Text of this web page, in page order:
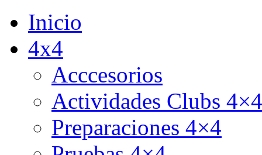
Inicio
4x4
Acccesorios
Actividades Clubs 4×4
Preparaciones 4×4